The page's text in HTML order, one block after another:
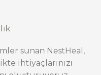
sunan NestHeal,
ihtiyaçlarınızı